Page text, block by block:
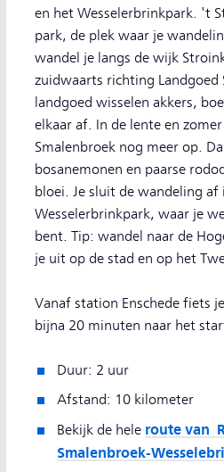
en het Wesselerbrinkpark. 't
park, de plek waar je
wandel je langs de wijk
zuidwaarts richting Landgoed
landgoed wisselen akkers,
elkaar af. In de lente en
Smalenbroek nog meer op.
bosanemonen en paarse
bloei. Je sluit de wandeling af
Wesselerbrinkpark, waar je
bent. Tip: wandel naar de
je uit op de stad en op het
Vanaf station Enschede fiets
bijna 20 minuten naar het
Duur: 2 uur
Afstand: 10 kilometer
Bekijk de hele route van
Smalenbroek-